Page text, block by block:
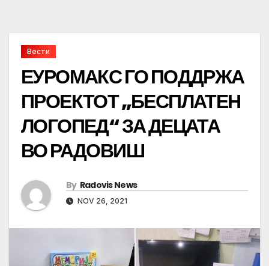
Вести
ЕУРОМАКС ГО ПОДДРЖА
ПРОЕКТОТ „БЕСПЛАТЕН
ЛОГОПЕД“ ЗА ДЕЦАТА
ВО РАДОВИШ
By Radovis News
NOV 26, 2021